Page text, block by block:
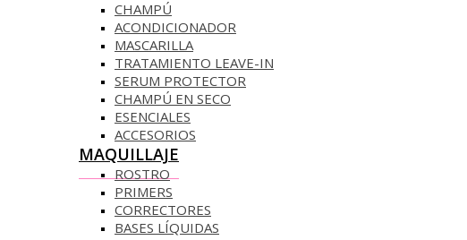
CHAMPÚ
ACONDICIONADOR
MASCARILLA
TRATAMIENTO LEAVE-IN
SERUM PROTECTOR
CHAMPÚ EN SECO
ESENCIALES
ACCESORIOS
MAQUILLAJE
ROSTRO
PRIMERS
CORRECTORES
BASES LÍQUIDAS